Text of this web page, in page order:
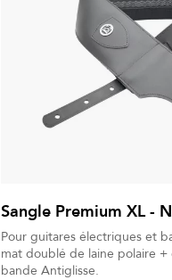
Sangle Premium XL -
Pour guitares électriques et basses.
mat doublé de laine polaire
bande Antiglisse.